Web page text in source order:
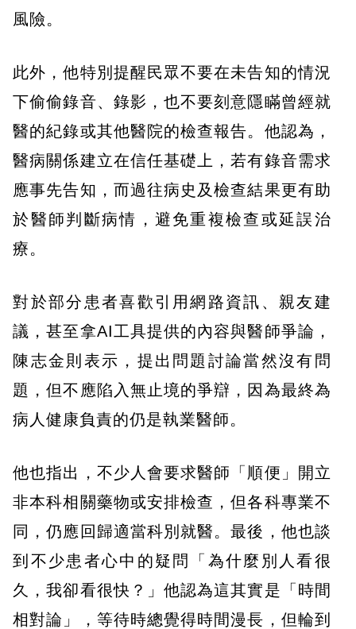
風險。
此外，他特別提醒民眾不要在未告知的情況
下偷偷錄音、錄影，也不要刻意隱瞞曾經就
醫的紀錄或其他醫院的檢查報告。他認為，
醫病關係建立在信任基礎上，若有錄音需求
應事先告知，而過往病史及檢查結果更有助
於醫師判斷病情，避免重複檢查或延誤治
療。
對於部分患者喜歡引用網路資訊、親友建
議，甚至拿AI工具提供的內容與醫師爭論，
陳志金則表示，提出問題討論當然沒有問
題，但不應陷入無止境的爭辯，因為最終為
病人健康負責的仍是執業醫師。
他也指出，不少人會要求醫師「順便」開立
非本科相關藥物或安排檢查，但各科專業不
同，仍應回歸適當科別就醫。最後，他也談
到不少患者心中的疑問「為什麼別人看很
久，我卻看很快？」他認為這其實是「時間
相對論」，等待時總覺得時間漫長，但輪到